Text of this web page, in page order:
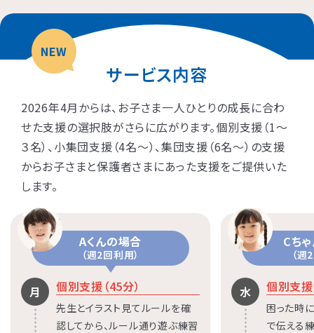
NEW
サービス内容
2026年4月からは、お子さま一人ひとりの成長に合わ
せた支援の選択肢がさらに広がります。個別支援（1〜
３名）、小集団支援（4名〜）、集団支援（6名〜）の支援
からお子さまと保護者さまにあった支援をご提供いた
します。
Aくんの場合
（週2回利用）
月 個別支援（45分）
先生とイラスト見てルールを確
認してから、ルール通り遊ぶ練習
Cち
（週
水 個別支援
困った時
で伝える